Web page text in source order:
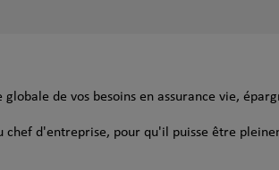
de vos besoins en assurance vie,
d'entreprise, pour qu'il puisse être